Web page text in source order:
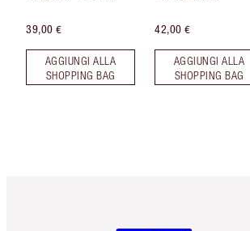
39,00 €
AGGIUNGI ALLA
SHOPPING BAG
42,00 €
AGGIUNGI ALLA
SHOPPING BAG